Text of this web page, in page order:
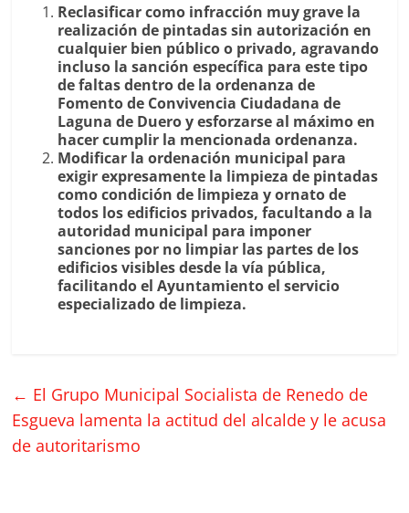
Reclasificar como infracción muy grave la
realización de pintadas sin autorización en
cualquier bien público o privado, agravando
incluso la sanción específica para este tipo
de faltas dentro de la ordenanza de
Fomento de Convivencia Ciudadana de
Laguna de Duero y esforzarse al máximo en
hacer cumplir la mencionada ordenanza.
Modificar la ordenación municipal para
exigir expresamente la limpieza de pintadas
como condición de limpieza y ornato de
todos los edificios privados, facultando a la
autoridad municipal para imponer
sanciones por no limpiar las partes de los
edificios visibles desde la vía pública,
facilitando el Ayuntamiento el servicio
especializado de limpieza.
← El Grupo Municipal Socialista de Renedo de
Esgueva lamenta la actitud del alcalde y le acusa
de autoritarismo